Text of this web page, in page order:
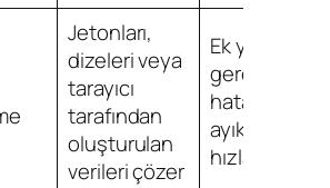
Jetonları,
dizeleri veya
tarayıcı
tarafından
oluşturulan
verileri çözer
Ek yazılım
hata
ayıklamayı
hızlandırır